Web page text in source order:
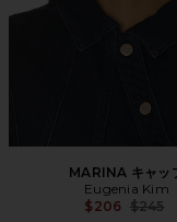
MARINA キャッ
Eugenia Kim
$206 $245